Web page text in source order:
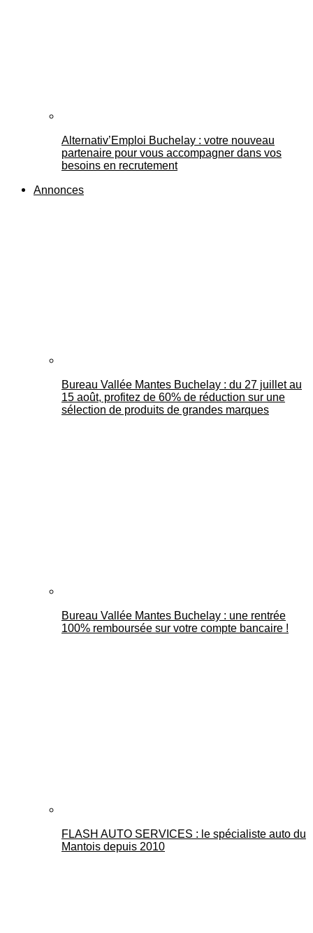
Alternativ’Emploi Buchelay : votre nouveau
partenaire pour vous accompagner dans vos
besoins en recrutement
Annonces
Bureau Vallée Mantes Buchelay : du 27 juillet au
15 août, profitez de 60% de réduction sur une
sélection de produits de grandes marques
Bureau Vallée Mantes Buchelay : une rentrée
100% remboursée sur votre compte bancaire !
FLASH AUTO SERVICES : le spécialiste auto du
Mantois depuis 2010